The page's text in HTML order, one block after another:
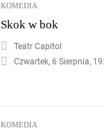
KOMEDIA
Skok w bok
Teatr Capitol
Czwartek, 6 Sierpnia,
KOMEDIA